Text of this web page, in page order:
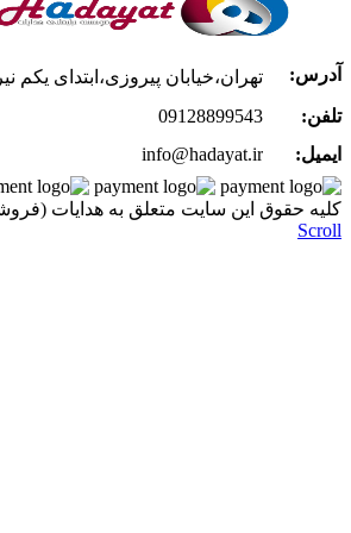
آدرس:
تهران،خیابان پیروزی،ابتدای یکم
تلفن:
09128899543
ایمیل:
info@hadayat.ir
کليه حقوق اين سايت متعلق به هدایات
Scroll